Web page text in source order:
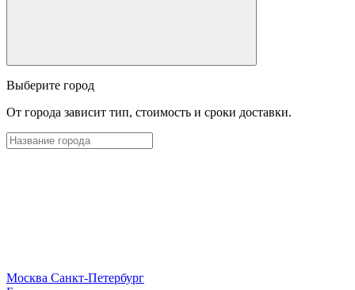
Выберите город
От города зависит тип, стоимость и сроки доставки.
Москва Санкт-Петербург